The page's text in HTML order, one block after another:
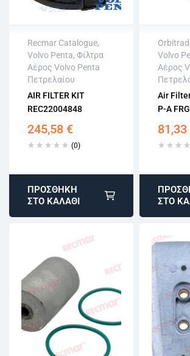
Recmar Catalogue,
Volvo Penta, Φίλτρα
Αέρος Volvo Penta
Πετρελαίου
AIR FILTER KIT
REC22004848
245,58 €
(0)
Άμεση αποστολή
Επιστροφή εντός
Αγορά χωρίς
εγγραφή
ΠΡΟΣΘΉΚΗ
ΣΤΟ ΚΑΛΆΘΙ
Volvo
Αέρος
Air
P-A
81,33
ΣΤΟ